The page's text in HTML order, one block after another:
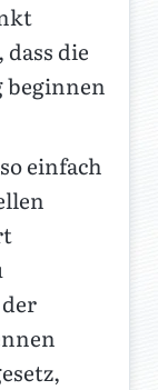
die
beginnen
einfach